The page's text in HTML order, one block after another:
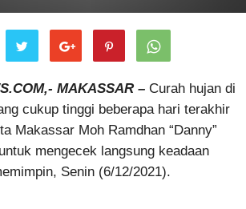
MAKASSAR – Curah hujan di
cukup tinggi beberapa hari terakhir
Makassar Moh Ramdhan “Danny”
mengecek langsung keadaan
Senin (6/12/2021).